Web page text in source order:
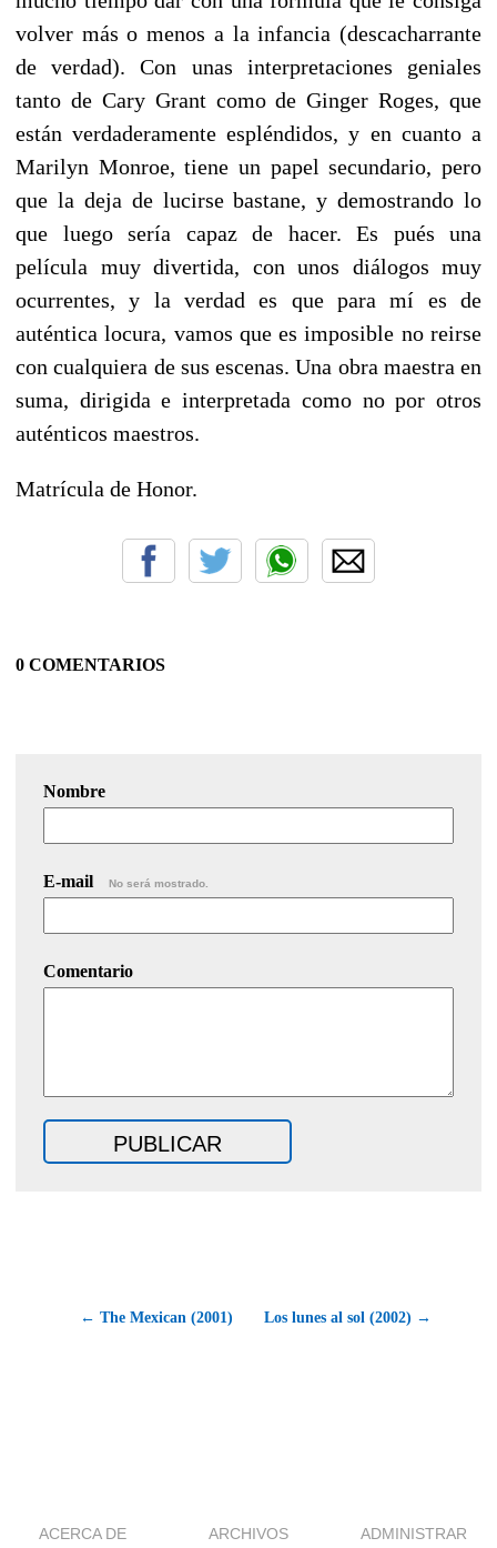
volver más o menos a la infancia (descacharrante
de verdad). Con unas interpretaciones geniales
tanto de Cary Grant como de Ginger Roges, que
están verdaderamente espléndidos, y en cuanto a
Marilyn Monroe, tiene un papel secundario, pero
que la deja de lucirse bastane, y demostrando lo
que luego sería capaz de hacer. Es pués una
película muy divertida, con unos diálogos muy
ocurrentes, y la verdad es que para mí es de
auténtica locura, vamos que es imposible no reirse
con cualquiera de sus escenas. Una obra maestra en
suma, dirigida e interpretada como no por otros
auténticos maestros.
Matrícula de Honor.
0 COMENTARIOS
Nombre
E-mail No será mostrado.
Comentario
← The Mexican (2001) Los lunes al sol (2002) →
ACERCA DE ARCHIVOS ADMINISTRAR